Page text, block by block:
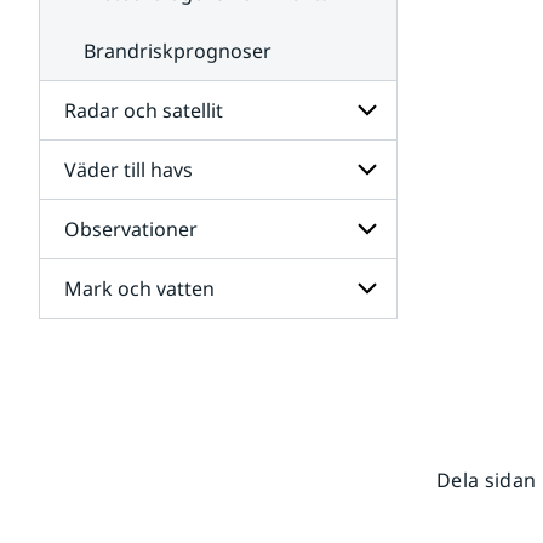
Brandriskprognoser
Radar och satellit
Undersidor
för
Radar
och
satellit
Väder till havs
Undersidor
för
Väder
till
havs
Observationer
Undersidor
för
Mark och vatten
Dela sidan